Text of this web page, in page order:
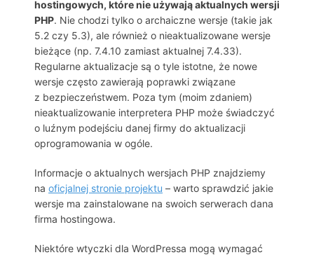
hostingowych, które nie używają aktualnych wersji
PHP. Nie chodzi tylko o archaiczne wersje (takie jak
5.2 czy 5.3), ale również o nieaktualizowane wersje
bieżące (np. 7.4.10 zamiast aktualnej 7.4.33).
Regularne aktualizacje są o tyle istotne, że nowe
wersje często zawierają poprawki związane
z bezpieczeństwem. Poza tym (moim zdaniem)
nieaktualizowanie interpretera PHP może świadczyć
o luźnym podejściu danej firmy do aktualizacji
oprogramowania w ogóle.
Informacje o aktualnych wersjach PHP znajdziemy
na oficjalnej stronie projektu – warto sprawdzić jakie
wersje ma zainstalowane na swoich serwerach dana
firma hostingowa.
Niektóre wtyczki dla WordPressa mogą wymagać